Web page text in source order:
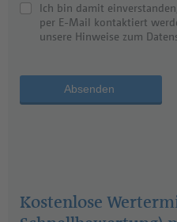
Ich bin damit
per E-Mail kontaktiert
unsere Hinweise zum
Absenden
Kostenlose